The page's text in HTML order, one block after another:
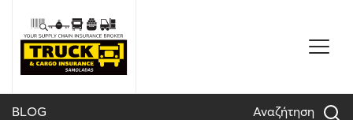
content
BLOG Αναζήτηση